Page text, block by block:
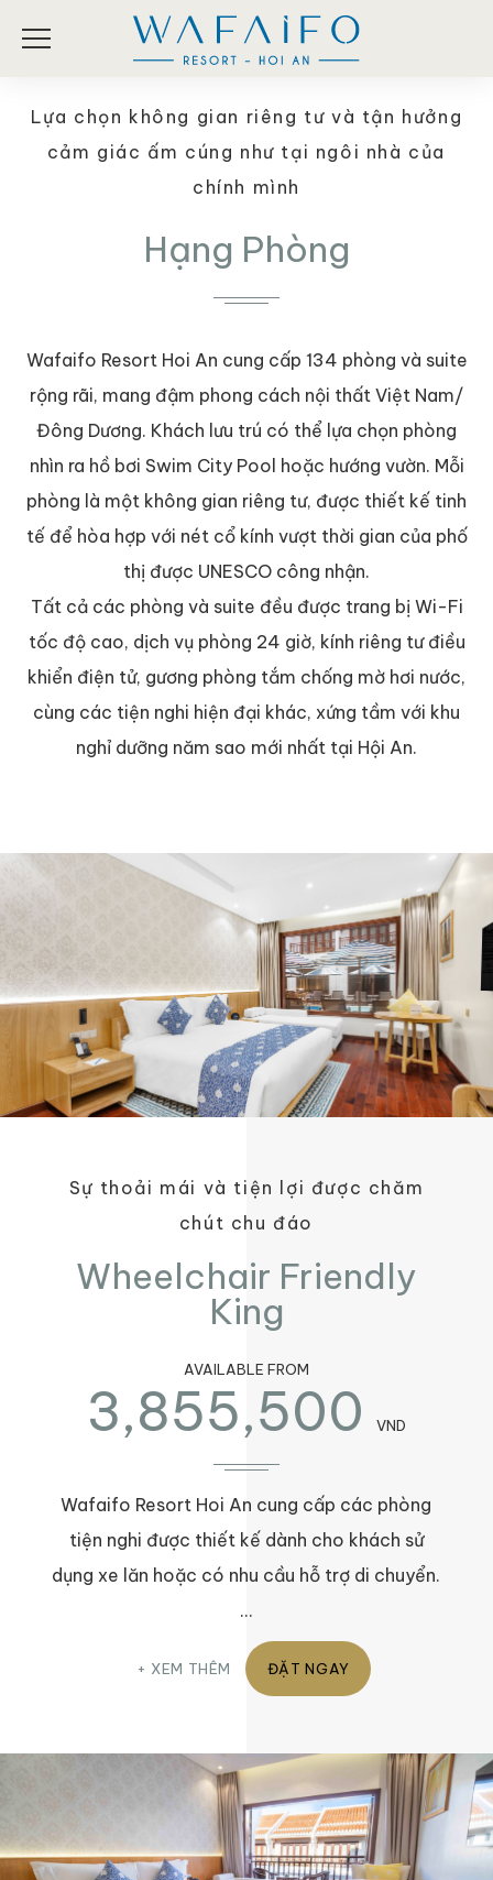
Hạng Phòng
Lựa chọn không gian riêng tư và tận hưởng
cảm giác ấm cúng như tại ngôi nhà của
chính mình
Wafaifo Resort Hoi An cung cấp 134 phòng và suite
rộng rãi, mang đậm phong cách nội thất Việt Nam/
Đông Dương. Khách lưu trú có thể lựa chọn phòng
nhìn ra hồ bơi Swim City Pool hoặc hướng vườn. Mỗi
phòng là một không gian riêng tư, được thiết kế tinh
tế để hòa hợp với nét cổ kính vượt thời gian của phố
thị được UNESCO công nhận.
Tất cả các phòng và suite đều được trang bị Wi-Fi
tốc độ cao, dịch vụ phòng 24 giờ, kính riêng tư điều
khiển điện tử, gương phòng tắm chống mờ hơi nước,
cùng các tiện nghi hiện đại khác, xứng tầm với khu
nghỉ dưỡng năm sao mới nhất tại Hội An.
Sự thoải mái và tiện lợi được chăm
chút chu đáo
Wheelchair Friendly
King
AVAILABLE FROM
3,855,500 VND
Wafaifo Resort Hoi An cung cấp các phòng
tiện nghi được thiết kế dành cho khách sử
dụng xe lăn hoặc có nhu cầu hỗ trợ di chuyển.
…
XEM THÊM ĐẶT NGAY